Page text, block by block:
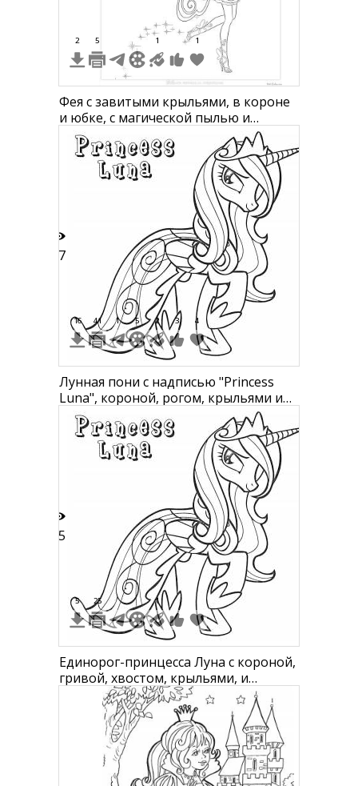
2 5 1 1
Фея с завитыми крыльями, в короне
и юбке, с магической пылью и
звездочками
97
16 41 1 5 2 3 4
Лунная пони с надписью "Princess
Luna", короной, рогом, крыльями и
узорами на крыльях
35
5 25 1
Единорог-принцесса Луна с короной,
гривой, хвостом, крыльями, и
надписью "Princess Luna"